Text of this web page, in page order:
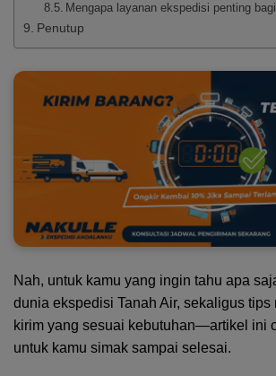
Mengapa layanan ekspedisi penting
Penutup
Nah, untuk kamu yang ingin tahu apa
dunia ekspedisi Tanah Air, sekaligus tips
kirim yang sesuai kebutuhan—artikel ini
untuk kamu simak sampai selesai.